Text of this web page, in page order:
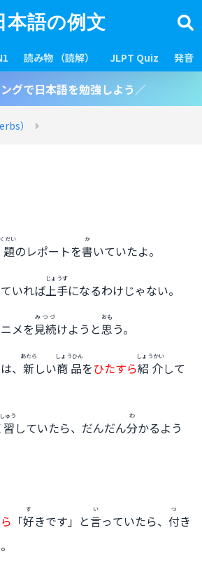
本語の例文
読み物 （読解） JLPT Quiz 発音
グで日本語を勉強しよう／
）
だい
のレポートを書
か
いていたよ。
いれば 上手
じょうず
になるわけじゃない。
メを見続
みつづ
けようと思
おも
う。
、 新
あたら
しい商品
しょうひん
をひたすら紹介
しょうかい
して
ゅう
していたら、だんだん分
わ
かるよう
「好
す
きです」と言
い
っていたら、 付
つ
き